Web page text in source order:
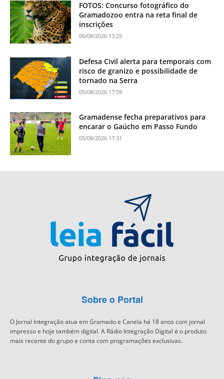
FOTOS: Concurso fotográfico do
Gramadozoo entra na reta final de
inscrições
06/08/2026 13:25
Defesa Civil alerta para temporais com
risco de granizo e possibilidade de
tornado na Serra
05/08/2026 17:59
Gramadense fecha preparativos para
encarar o Gaúcho em Passo Fundo
05/08/2026 17:31
Sobre o Portal
O Jornal Integração atua em Gramado e Canela há 18 anos com jornal
impresso e hoje também digital. A Rádio Integração Digital é o produto
mais recente do grupo e conta com programações exclusivas.